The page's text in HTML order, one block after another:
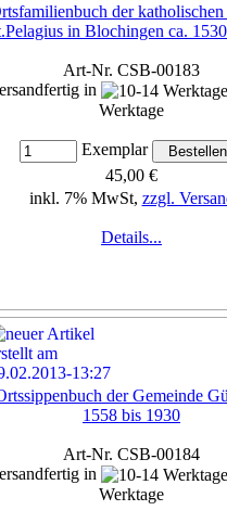
der
in Blochingen ca.
Art-Nr. CSB-00183
in
Werktage
Exemplar
45,00 €
inkl. 7% MwSt, zzgl.
Details...
der Gemeinde
1558 bis 1930
Art-Nr. CSB-00184
in
Werktage